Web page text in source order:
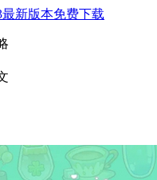
新版本免费下载